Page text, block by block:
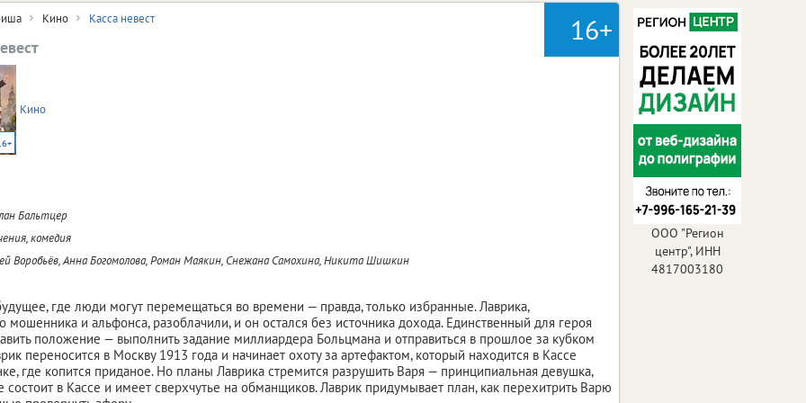
16+
Кино Касса невест
Кино
Бальтцер
комедия
Воробьёв, Анна Богомолова, Роман Маякин, Снежана Самохина, Никита Шишкин
где люди могут перемещаться во времени — правда, только избранные. Лаврика,
мошенника и альфонса, разоблачили, и он остался без источника дохода. Единственный для героя
положение — выполнить задание миллиардера Больцмана и отправиться в прошлое за кубком
переносится в Москву 1913 года и начинает охоту за артефактом, который находится в Кассе
где копится приданое. Но планы Лаврика стремится разрушить Варя — принципиальная девушка,
состоит в Кассе и имеет сверхчутье на обманщиков. Лаврик придумывает план, как перехитрить Варю
ООО "Регион
центр", ИНН
4817003180